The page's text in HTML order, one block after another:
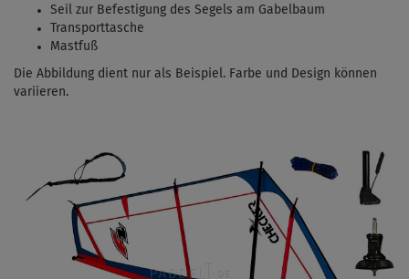
Seil zur Befestigung des Segels am Gabelbaum
Transporttasche
Mastfuß
Die Abbildung dient nur als Beispiel. Farbe und Design können
variieren.